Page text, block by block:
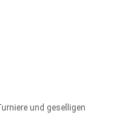
und geselligen